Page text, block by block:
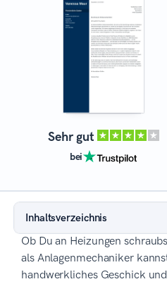
Sehr gut
bei
Inhaltsverzeichnis
Ob Du an Heizungen
als Anlagenmechaniker
handwerkliches Geschick